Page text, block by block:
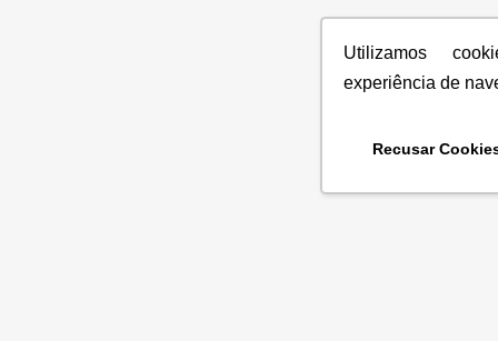
Utilizamos
experiência de
Recusar